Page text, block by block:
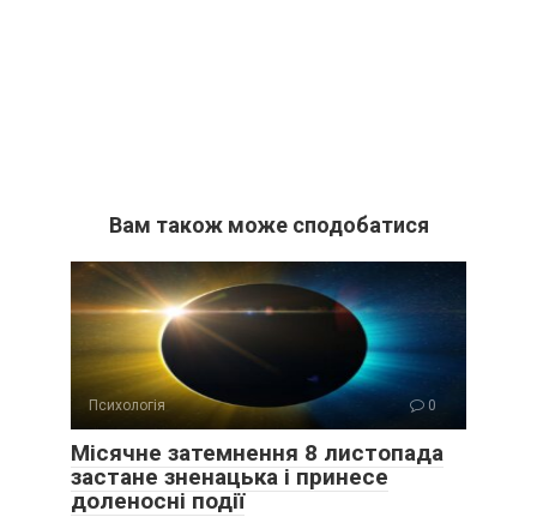
Вам також може сподобатися
Психологія 0
Місячне затемнення 8 листопада
застане зненацька і принесе
доленосні події